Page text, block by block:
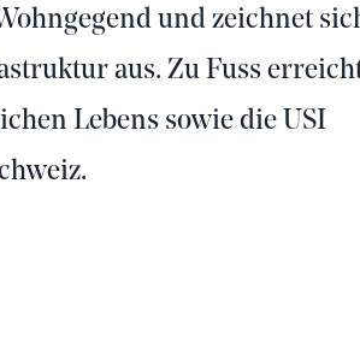
und zeichnet
aus. Zu Fuss
Lebens sowie die USI